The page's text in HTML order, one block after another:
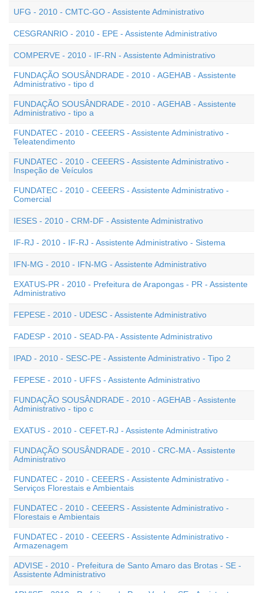
UFG - 2010 - CMTC-GO - Assistente Administrativo
CESGRANRIO - 2010 - EPE - Assistente Administrativo
COMPERVE - 2010 - IF-RN - Assistente Administrativo
FUNDAÇÃO SOUSÂNDRADE - 2010 - AGEHAB - Assistente
Administrativo - tipo d
FUNDAÇÃO SOUSÂNDRADE - 2010 - AGEHAB - Assistente
Administrativo - tipo a
FUNDATEC - 2010 - CEEERS - Assistente Administrativo -
Teleatendimento
FUNDATEC - 2010 - CEEERS - Assistente Administrativo -
Inspeção de Veículos
FUNDATEC - 2010 - CEEERS - Assistente Administrativo -
Comercial
IESES - 2010 - CRM-DF - Assistente Administrativo
IF-RJ - 2010 - IF-RJ - Assistente Administrativo - Sistema
IFN-MG - 2010 - IFN-MG - Assistente Administrativo
EXATUS-PR - 2010 - Prefeitura de Arapongas - PR - Assistente
Administrativo
FEPESE - 2010 - UDESC - Assistente Administrativo
FADESP - 2010 - SEAD-PA - Assistente Administrativo
IPAD - 2010 - SESC-PE - Assistente Administrativo - Tipo 2
FEPESE - 2010 - UFFS - Assistente Administrativo
FUNDAÇÃO SOUSÂNDRADE - 2010 - AGEHAB - Assistente
Administrativo - tipo c
EXATUS - 2010 - CEFET-RJ - Assistente Administrativo
FUNDAÇÃO SOUSÂNDRADE - 2010 - CRC-MA - Assistente
Administrativo
FUNDATEC - 2010 - CEEERS - Assistente Administrativo -
Serviços Florestais e Ambientais
FUNDATEC - 2010 - CEEERS - Assistente Administrativo -
Florestais e Ambientais
FUNDATEC - 2010 - CEEERS - Assistente Administrativo -
Armazenagem
ADVISE - 2010 - Prefeitura de Santo Amaro das Brotas - SE -
Assistente Administrativo